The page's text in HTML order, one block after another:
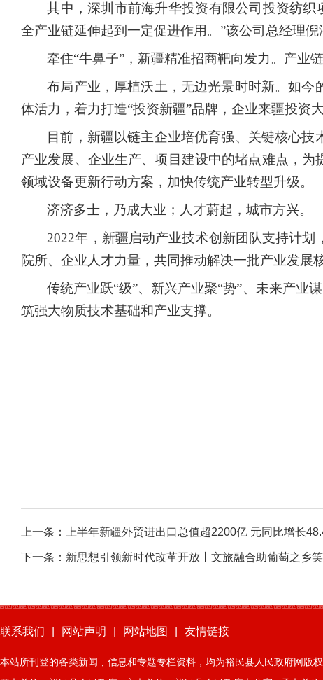
其中，深圳市前海升华投资有限公司投资纺织
全产业链延伸起到一定促进作用。”该公司总经理倪
牵住“牛鼻子”，新疆精准招商靶向发力。产业
布局产业，厚植沃土，无边光景时时新。如
体活力，着力打造“投资新疆”品牌，企业来疆投资大
目前，新疆以链主企业培优育强、关键核心
产业发展、企业生产、项目建设中的堵点难点，
领域设备更新行动方案，加快传统产业转型升级。
济济多士，乃成大业；人才蔚起，城市方兴。
2022年，新疆启动产业技术创新团队支持计
院所、企业人才力量，共同推动解决一批产业发展
传统产业跃“级”、新兴产业聚“势”、未来产业
筑强大物质技术基础和产业支撑。
上一条： 上半年新疆外贸进出口总值超2200亿 元同比增长
下一条： 新思想引领新时代改革开放丨文旅融合助葡萄之乡
联系我们 网站声明 网站地图 友情链接
本站所刊登的各类新闻﹑信息和专题专栏资料，均为裕民县人民政府网版